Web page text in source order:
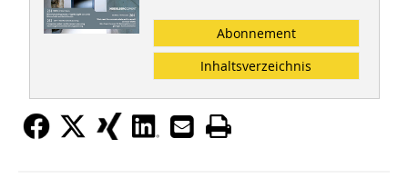
Abonnement
Inhaltsverzeichnis